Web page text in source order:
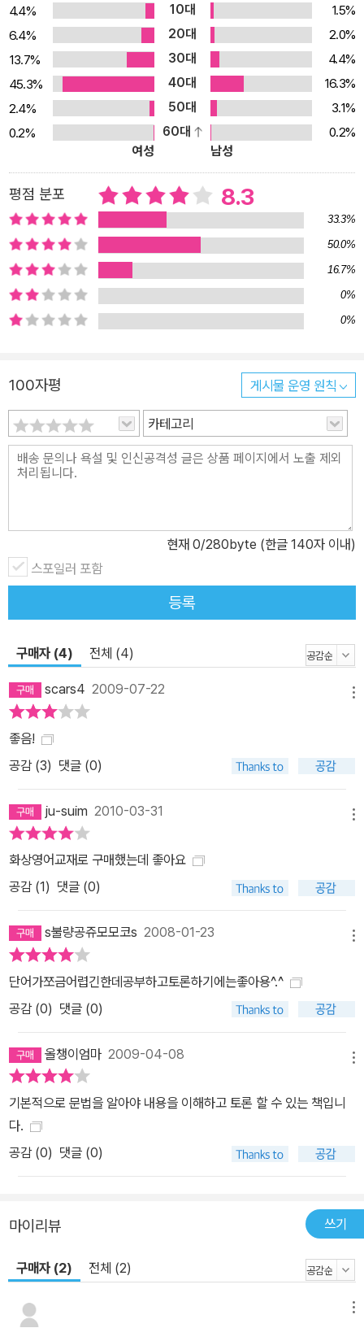
4.4% 10대
1.5%
6.4%
20대
2.0%
13.7%
30대
4.4%
45.3%
40대
16.3%
2.4%
50대
3.1%
0.2%
60대
0.2%
여성
남성
평점 분포 8.3
33.3%
50.0%
16.7%
0%
0%
100자평 게시물 운영 원칙
카테고리
현재 0/280byte (한글 140자 이내)
스포일러 포함
등록
구매자 (4) 전체 (4)
scars4 2009-07-22
좋음!
공감 (3) 댓글 (0)
ju-suim 2010-03-31
화상영어교재로 구매했는데 좋아요
공감 (1) 댓글 (0)
s불량공쥬모모코s 2008-01-23
단어가쪼금어렵긴한데공부하고토론하기에는좋아용^.^
공감 (0) 댓글 (0)
올챙이엄마 2009-04-08
기본적으로 문법을 알아야 내용을 이해하고 토론 할 수 있는 책입니
다.
공감 (0) 댓글 (0)
마이리뷰 쓰기
구매자 (2) 전체 (2)